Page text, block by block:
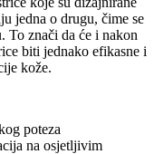
jedna o drugu, čime se
To znači da će i nakon
biti jednako efikasne i
kože.
poteza
na osjetljivim